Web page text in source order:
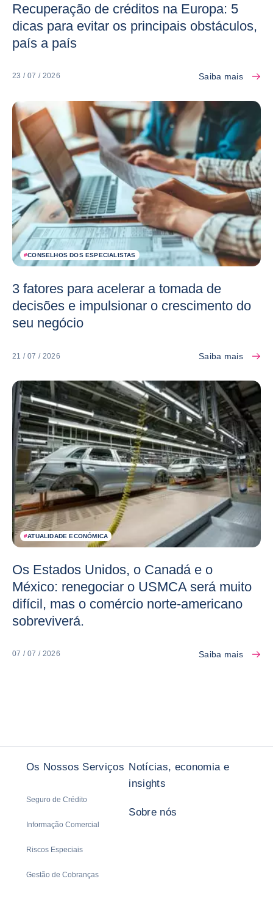
Recuperação de créditos na Europa: 5
dicas para evitar os principais obstáculos,
país a país
23 / 07 / 2026 Saiba mais
#CONSELHOS DOS ESPECIALISTAS
3 fatores para acelerar a tomada de
decisões e impulsionar o crescimento do
seu negócio
21 / 07 / 2026 Saiba mais
#ATUALIDADE ECONÓMICA
Os Estados Unidos, o Canadá e o
México: renegociar o USMCA será muito
difícil, mas o comércio norte-americano
sobreviverá.
07 / 07 / 2026 Saiba mais
Os Nossos Serviços
Seguro de Crédito
Informação Comercial
Riscos Especiais
Gestão de Cobranças
Notícias, economia e
insights
Sobre nós